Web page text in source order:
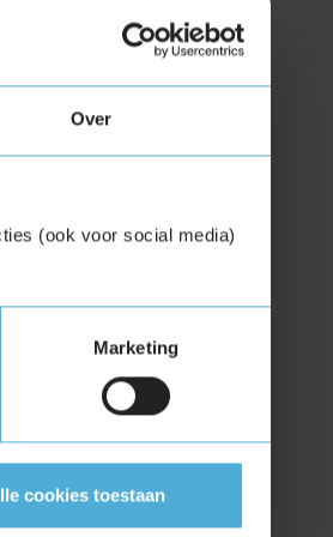
Over
(ook voor social media)
Marketing
cookies toestaan
per